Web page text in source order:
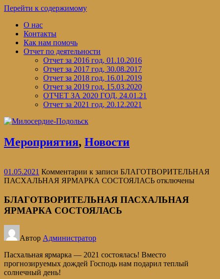
Перейти к содержимому
О нас
Контакты
Как нам помочь
Отчет по деятельности
Отчет за 2016 год, 01.10.2016
Отчет за 2017 год, 30.08.2017
Отчет за 2018 год, 16.01.2019
Отчет за 2019 год, 15.03.2020
ОТЧЕТ ЗА 2020 ГОД, 24.01.21
Отчет за 2021 год, 20.12.2021
Мероприятия, Новости
01.05.2021 Комментарии к записи БЛАГОТВОРИТЕЛЬНАЯ
ПАСХАЛЬНАЯ ЯРМАРКА СОСТОЯЛАСЬ отключены
БЛАГОТВОРИТЕЛЬНАЯ ПАСХАЛЬНАЯ
ЯРМАРКА СОСТОЯЛАСЬ
Автор Администратор
Пасхальная ярмарка — 2021 состоялась! Вместо
прогнозируемых дождей Господь нам подарил теплый
солнечный день!